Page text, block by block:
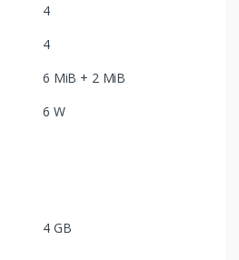
4
4
6 MiB + 2 MiB
6 W
4 GB